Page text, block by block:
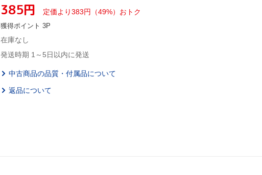
385円 定価より383円（49%）おトク
獲得ポイント 3P
在庫なし
発送時期 1～5日以内に発送
中古商品の品質・付属品について
返品について